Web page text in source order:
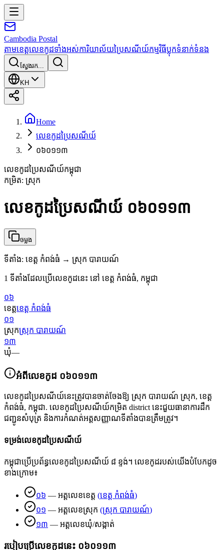
Cambodia Postal
តាមខេត្តលេខកូដទាំងអស់ការិយាល័យប្រៃសណីយ៍កម្មវិធីប្លុកទំនាក់ទំនង
ស្វែងរក...
KH
Home
លេខកូដប្រៃសណីយ៍
០៦០១១៣
លេខកូដប្រៃសណីយ៍កម្ពុជា
កម្រិត: ស្រុក
លេខកូដប្រៃសណីយ៍ ០៦០១១៣
ចម្លង
ទីតាំង: ខេត្ត កំពង់ធំ → ស្រុក បារាយណ៍
1 ទីតាំងដែលប្រើលេខកូដនេះ នៅ ខេត្ត កំពង់ធំ, កម្ពុជា
០៦
ខេត្តខេត្ត កំពង់ធំ
០១
ស្រុកស្រុក បារាយណ៍
១៣
ឃុំ—
អំពីលេខកូដ ០៦០១១៣
លេខកូដប្រៃសណីយ៍នេះត្រូវបានចាត់ចែងឱ្យ ស្រុក បារាយណ៍ ស្រុក, ខេត្ត
កំពង់ធំ, កម្ពុជា. លេខកូដប្រៃសណីយ៍កម្រិត district នេះជួយធានាការដឹក
ជញ្ជូនសំបុត្រ និងការកំណត់អត្តសញ្ញាណទីតាំងបានត្រឹមត្រូវ។
ទម្រង់លេខកូដប្រៃសណីយ៍
កម្ពុជាប្រើប្រព័ន្ធលេខកូដប្រៃសណីយ៍ ៨ ខ្ទង់។ លេខកូដរបស់យើងបំបែកដូច
ខាងក្រោម៖
០៦ — អត្តលេខខេត្ត (ខេត្ត កំពង់ធំ)
០១ — អត្តលេខស្រុក (ស្រុក បារាយណ៍)
១៣ — អត្តលេខឃុំ/សង្កាត់
របៀបប្រើលេខកូដនេះ ០៦០១១៣